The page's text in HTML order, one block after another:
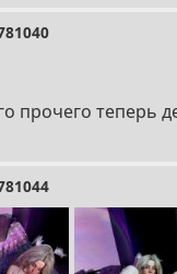
прочего теперь